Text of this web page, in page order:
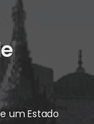
um Estado